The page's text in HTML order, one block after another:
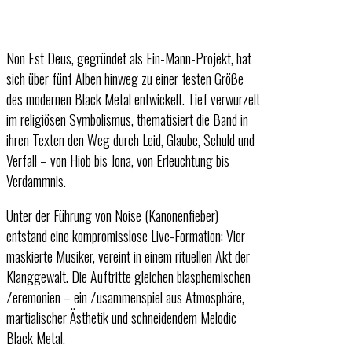
Non Est Deus, gegründet als Ein-Mann-Projekt, hat
sich über fünf Alben hinweg zu einer festen Größe
des modernen Black Metal entwickelt. Tief verwurzelt
im religiösen Symbolismus, thematisiert die Band in
ihren Texten den Weg durch Leid, Glaube, Schuld und
Verfall – von Hiob bis Jona, von Erleuchtung bis
Verdammnis.
Unter der Führung von Noise (Kanonenfieber)
entstand eine kompromisslose Live-Formation: Vier
maskierte Musiker, vereint in einem rituellen Akt der
Klanggewalt. Die Auftritte gleichen blasphemischen
Zeremonien – ein Zusammenspiel aus Atmosphäre,
martialischer Ästhetik und schneidendem Melodic
Black Metal.